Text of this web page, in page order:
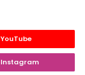
YouTube
Instagram